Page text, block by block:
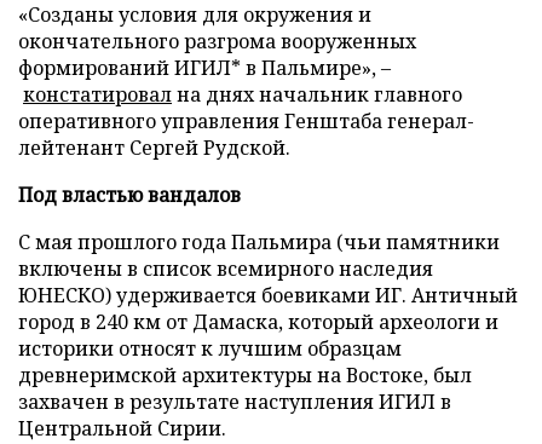
«Созданы условия для окружения и
окончательного разгрома вооруженных
формирований ИГИЛ* в Пальмире», –
констатировална днях начальник главного
оперативного управления Генштаба генерал-
лейтенант Сергей Рудской.
Под властью вандалов
С мая прошлого года Пальмира (чьи памятники
включены в список всемирного наследия
ЮНЕСКО) удерживается боевиками ИГ. Античный
город в 240 км от Дамаска, который археологи и
историки относят к лучшим образцам
древнеримской архитектуры на Востоке, был
захвачен в результате наступления ИГИЛ в
Центральной Сирии.